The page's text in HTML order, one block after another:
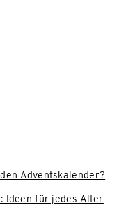
Adventskalender?
Ideen für jedes Alter